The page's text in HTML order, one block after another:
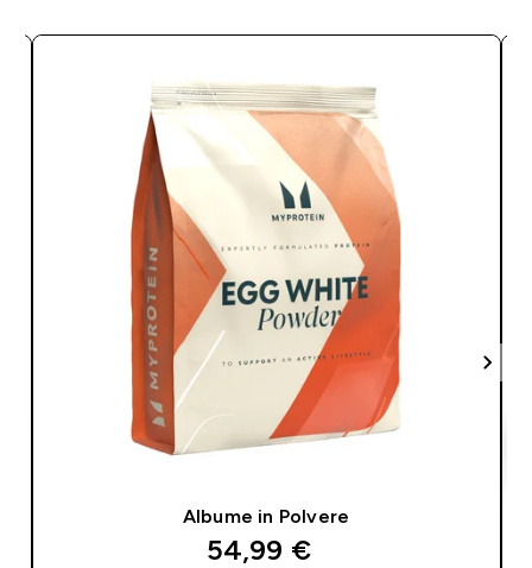
Albume in Polvere
discounted price
54,99 €‎